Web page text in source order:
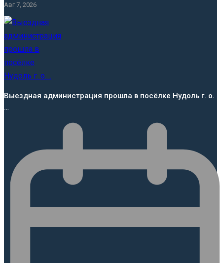
Авг 7, 2026
Выездная администрация прошла в посёлке Нудоль г. о.
…